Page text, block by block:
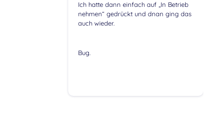
Ich hatte dann einfach auf „In Betrieb
nehmen“ gedrückt und dnan ging das
auch wieder.
Bug.